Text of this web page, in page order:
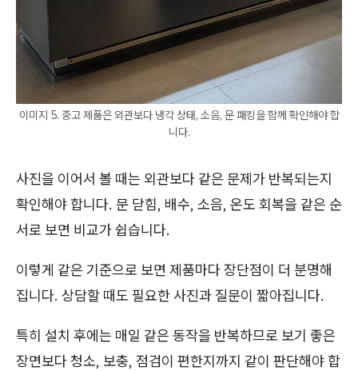
이미지 5. 중고 제품은 외관보다 냉각 상태, 소음, 문 패킹을 함께 확인해야 합
니다.
사진을 이어서 볼 때는 외관보다 같은 문제가 반복되는지
확인해야 합니다. 문 닫힘, 배수, 소음, 온도 회복을 같은 순
서로 보면 비교가 쉽습니다.
이렇게 같은 기준으로 보면 제품마다 장단점이 더 분명해
집니다. 상담할 때도 필요한 사진과 질문이 짧아집니다.
특히 설치 후에는 매일 같은 동작을 반복하므로 보기 좋은
장면보다 청소, 보충, 점검이 편한지까지 같이 판단해야 합